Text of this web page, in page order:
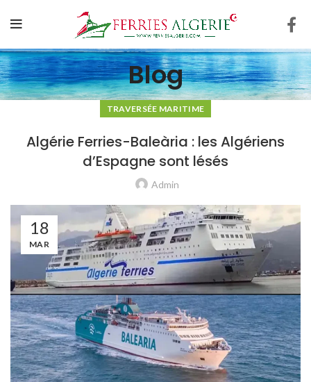
Blog
TRAVERSÉE MARITIME
Algérie Ferries-Baleària : les Algériens
d’Espagne sont lésés
Admin
18
MAR